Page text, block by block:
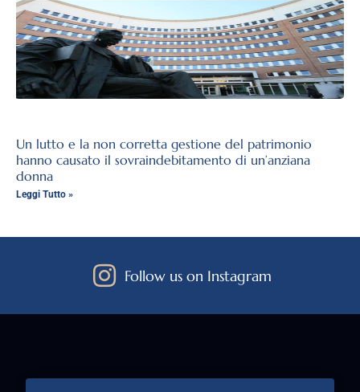
Un lutto e la non corretta gestione del patrimonio
hanno causato il sovraindebitamento di un’anziana
donna
Leggi Tutto »
Follow us on Instagram